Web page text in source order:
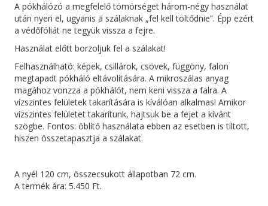
A pókhálózó a megfelelő tömörséget három-négy használat
után nyeri el, ugyanis a szálaknak „fel kell töltődnie”. Épp ezért
a védőfóliát ne tegyük vissza a fejre.
Használat előtt borzoljuk fel a szálakat!
Felhasználható: képek, csillárok, csövek, függöny, falon
megtapadt pókháló eltávolítására. A mikroszálas anyag
magához vonzza a pókhálót, nem keni vissza a falra. A
vízszintes felületek takarítására is kíválóan alkalmas! Amikor
vízszintes felületet takarítunk, hajtsuk be a fejet a kívánt
szögbe. Fontos: öblítő használata ebben az esetben is tiltott,
hiszen összetapasztja a szálakat.
A nyél 120 cm, összecsukott állapotban 72 cm.
A termék ára: 5.450 Ft.